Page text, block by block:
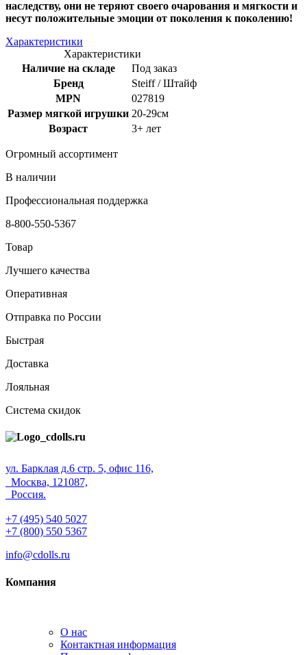
наследству, они не теряют своего очарования и мягкости и
несут положительные эмоции от поколения к поколению!
Характеристики
Характеристики
Наличие на складе
Под заказ
Бренд
Steiff / Штайф
MPN
027819
Размер мягкой игрушки 20-29см
Возраст
3+ лет
Огромный ассортимент
В наличии
Профессиональная поддержка
8-800-550-5367
Товар
Лучшего качества
Оперативная
Отправка по России
Быстрая
Доставка
Лояльная
Система скидок
ул. Барклая д.6 стр. 5, офис 116,
Москва, 121087,
Россия.
+7 (495) 540 5027
+7 (800) 550 5367
info@cdolls.ru
Компания
О нас
Контактная информация